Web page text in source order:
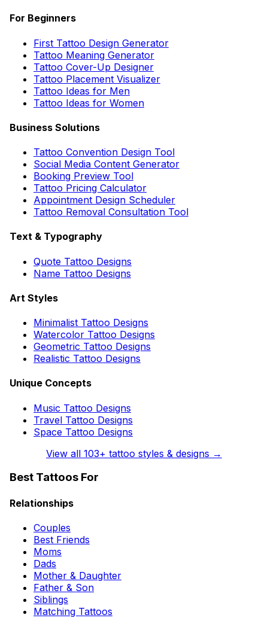
For Beginners
First Tattoo Design Generator
Tattoo Meaning Generator
Tattoo Cover-Up Designer
Tattoo Placement Visualizer
Tattoo Ideas for Men
Tattoo Ideas for Women
Business Solutions
Tattoo Convention Design Tool
Social Media Content Generator
Booking Preview Tool
Tattoo Pricing Calculator
Appointment Design Scheduler
Tattoo Removal Consultation Tool
Text & Typography
Quote Tattoo Designs
Name Tattoo Designs
Art Styles
Minimalist Tattoo Designs
Watercolor Tattoo Designs
Geometric Tattoo Designs
Realistic Tattoo Designs
Unique Concepts
Music Tattoo Designs
Travel Tattoo Designs
Space Tattoo Designs
View all 103+ tattoo styles & designs →
Best Tattoos For
Relationships
Couples
Best Friends
Moms
Dads
Mother & Daughter
Father & Son
Siblings
Matching Tattoos